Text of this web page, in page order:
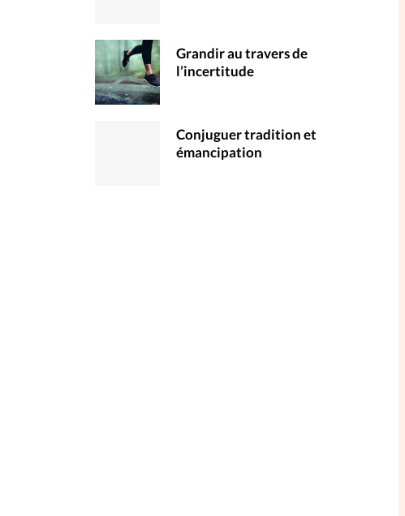
Grandir au travers de
l’incertitude
Conjuguer tradition et
émancipation